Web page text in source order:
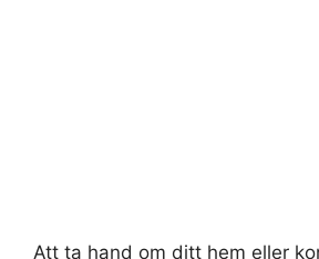
Att ta hand om ditt hem eller